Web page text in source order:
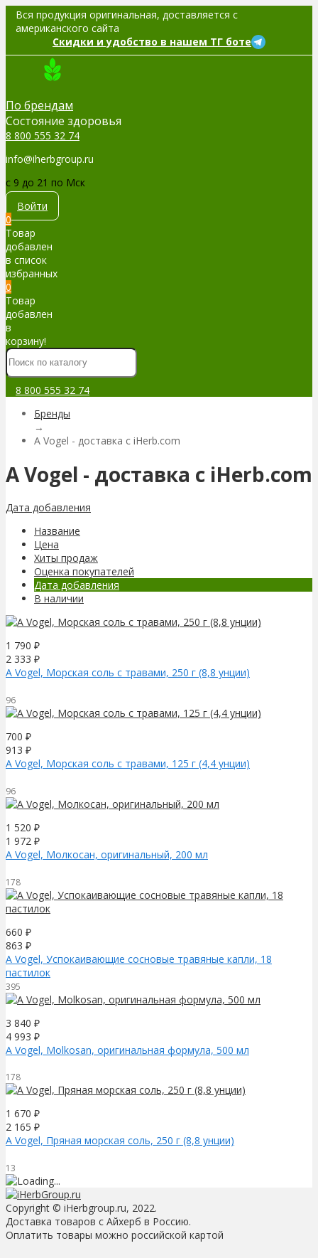
Вся продукция оригинальная, доставляется с
американского сайта
Скидки и удобство в нашем ТГ боте
По брендам
Cостояние здоровья
8 800 555 32 74
info@iherbgroup.ru
c 9 до 21 по Мск
Войти
0
Товар
добавлен
в список
избранных
0
Товар
добавлен
в
корзину!
8 800 555 32 74
Бренды
→
A Vogel - доставка с iHerb.com
A Vogel - доставка с iHerb.com
Дата добавления
Название
Цена
Хиты продаж
Оценка покупателей
Дата добавления
В наличии
1 790 ₽
2 333 ₽
A Vogel, Морская соль с травами, 250 г (8,8 унции)
96
700 ₽
913 ₽
A Vogel, Морская соль с травами, 125 г (4,4 унции)
96
1 520 ₽
1 972 ₽
A Vogel, Молкосан, оригинальный, 200 мл
178
660 ₽
863 ₽
A Vogel, Успокаивающие сосновые травяные капли, 18
пастилок
395
3 840 ₽
4 993 ₽
A Vogel, Molkosan, оригинальная формула, 500 мл
178
1 670 ₽
2 165 ₽
A Vogel, Пряная морская соль, 250 г (8,8 унции)
13
Copyright © iHerbgroup.ru, 2022.
Доставка товаров с Айхерб в Россию.
Оплатить товары можно российской картой